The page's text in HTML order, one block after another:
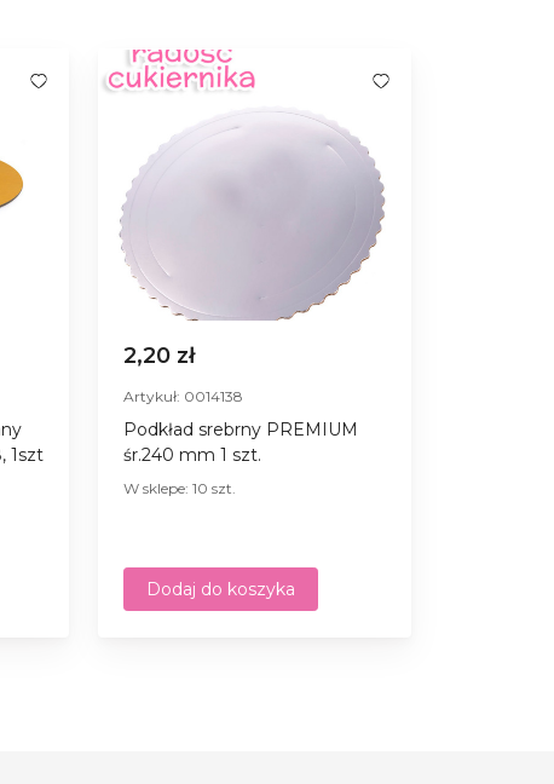
1szt
2,20 zł
Artykuł: 0014138
Podkład srebrny PREMIUM
śr.240 mm 1 szt.
W sklepe: 10 szt.
Dodaj do koszyka